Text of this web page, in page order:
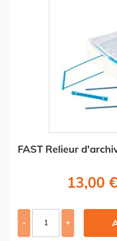
FAST Relieur
13,00 €
- +